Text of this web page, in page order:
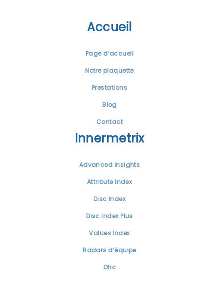
Accueil
Page d’accueil
Notre plaquette
Prestations
Blog
Contact
Innermetrix
Advanced Insights
Attribute Index
Disc Index
Disc Index Plus
Values Index
Radars d’équipe
Ohc